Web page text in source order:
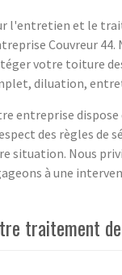
l'entretien et le
Couvreur 44.
votre toiture
diluation,
entreprise dispose
des règles de
situation. Nous
à une
traitement